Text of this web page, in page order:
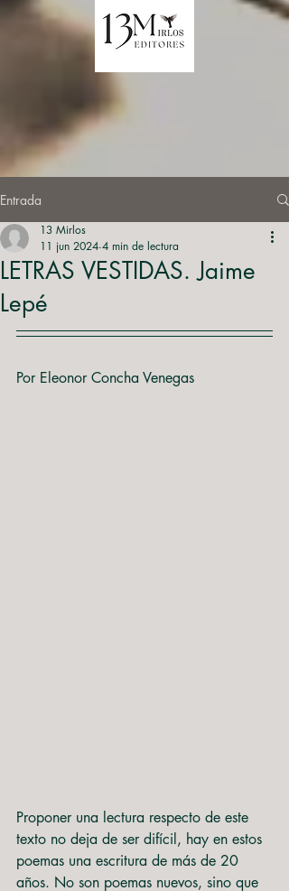
Entrada
LETRAS VESTIDAS. Jaime
Lepé
13 Mirlos
11 jun 2024 4 min de lectura
Por Eleonor Concha Venegas
Proponer una lectura respecto de este
texto no deja de ser difícil, hay en estos
poemas una escritura de más de 20
años. No son poemas nuevos, sino que